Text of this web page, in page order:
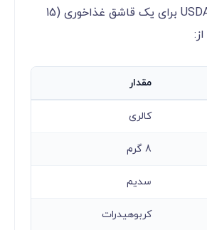
تغذیه زیر توسط USDA برای یک قاشق غذاخوری (15
مقدار
کالری
8 گرم
سدیم
کربوهیدرات